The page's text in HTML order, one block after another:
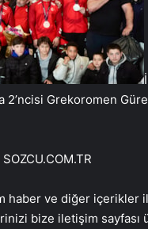
2’ncisi Grekoromen
haber ve diğer içerikler
bize iletişim sayfası